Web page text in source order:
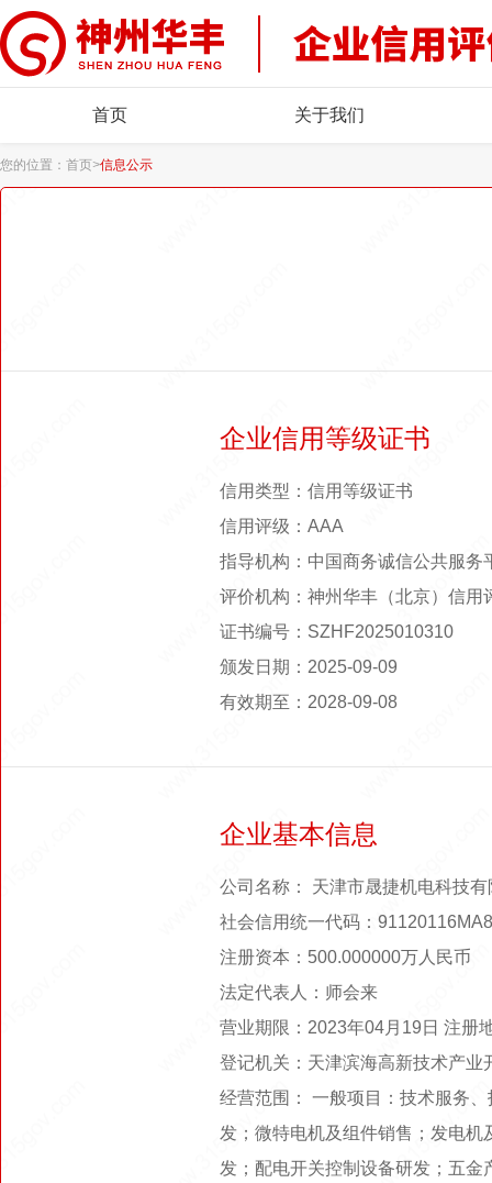
首页 关于我们
您的位置： 首页>信息公示
企业信用等级证书
信用类型：信用等级证书
信用评级：AAA
指导机构：中国商务诚信公共服务
评价机构：神州华丰（北京）信用
证书编号：SZHF2025010310
颁发日期：2025-09-09
有效期至：2028-09-08
企业基本信息
公司名称： 天津市晟捷机电科技有
社会信用统一代码：
注册资本：500.000000万人民币
法定代表人：师会来
营业期限：2023年04月19日 注册
登记机关：天津滨海高新技术产业
经营范围： 一般项目：技术服务
发；微特电机及组件销售；发电
发；配电开关控制设备研发；五